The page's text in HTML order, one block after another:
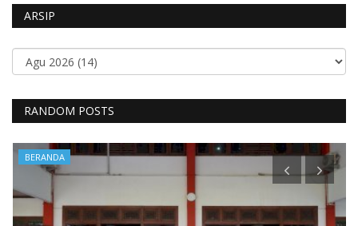
ARSIP
RANDOM POSTS
BERANDA